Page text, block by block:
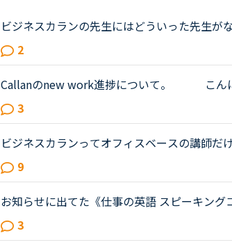
ビジネスカランの先生にはどういった先生が
まで行ったらビジネスカランに進もうと思い
です。毎日同じ先生のカランを受け...
2
Callanのnew work進捗について。 こんに
で現在、stage 7におります。Callanの学習方
adingして準備、lesson本番に臨み...
3
ビジネスカランってオフィスベースの講師だ
ッスンの初めに少しフリートークをしていて
いたら、ビジネスカランはオフィス...
9
お知らせに出てた《仕事の英語 スピーキン
いますか？仕事の際に、英語でプレゼンする
話をもっと勉強しなきゃと焦ってた...
3